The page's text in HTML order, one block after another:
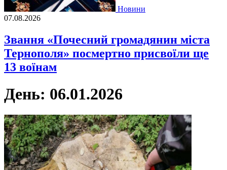
Новини
07.08.2026
Звання «Почесний громадянин міста
Тернополя» посмертно присвоїли ще
13 воїнам
День: 06.01.2026